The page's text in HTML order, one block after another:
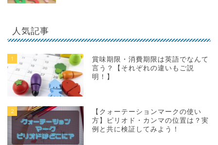
人気記事
1
賞味期限・消費期限は英語でなんて
言う？【それぞれの違いもご説
明！】
2
【クォーテーションマークの使い
方】ピリオド・カンマの位置は？実
例と共に検証してみよう！